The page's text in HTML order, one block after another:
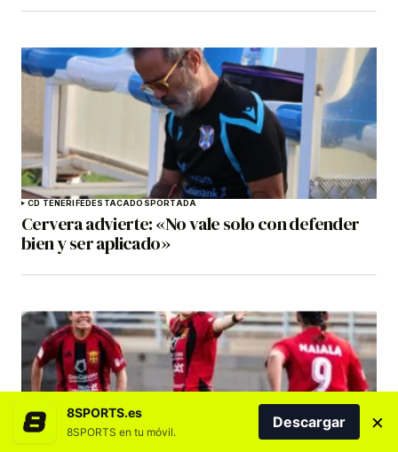
CD TENERIFEDESTACADOS PORTADA
Cervera advierte: «No vale solo con defender
bien y ser aplicado»
8SPORTS.es
8SPORTS en tu móvil.
Descargar ×